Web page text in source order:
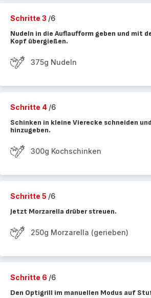
Schritte 3 /6
Nudeln in die Auflaufform geben und mit
Kopf übergießen.
375g Nudeln
Schritte 4 /6
Schinken in kleine Vierecke schneiden
hinzugeben.
300g Kochschinken
Schritte 5 /6
Jetzt Morzarella drüber streuen.
250g Morzarella (gerieben)
Schritte 6 /6
Den Optigrill im manuellen Modus auf